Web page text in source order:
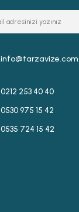
info@tarzavize.com
0212 253 40 40
0530 975 15 42
0535 724 15 42